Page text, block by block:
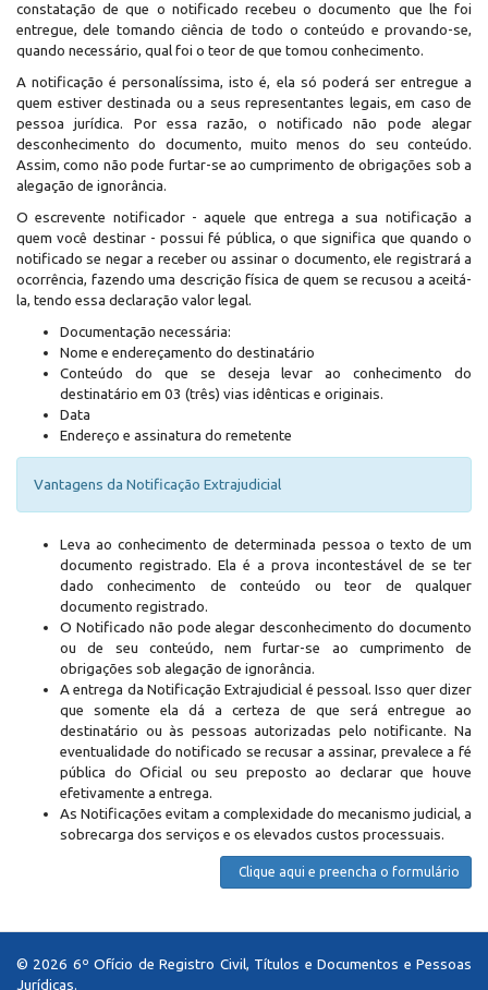
constatação de que o notificado recebeu o documento que lhe foi
entregue, dele tomando ciência de todo o conteúdo e provando-se,
quando necessário, qual foi o teor de que tomou conhecimento.
A notificação é personalíssima, isto é, ela só poderá ser entregue a
quem estiver destinada ou a seus representantes legais, em caso de
pessoa jurídica. Por essa razão, o notificado não pode alegar
desconhecimento do documento, muito menos do seu conteúdo.
Assim, como não pode furtar-se ao cumprimento de obrigações sob a
alegação de ignorância.
O escrevente notificador - aquele que entrega a sua notificação a
quem você destinar - possui fé pública, o que significa que quando o
notificado se negar a receber ou assinar o documento, ele registrará a
ocorrência, fazendo uma descrição física de quem se recusou a aceitá-
la, tendo essa declaração valor legal.
Documentação necessária:
Nome e endereçamento do destinatário
Conteúdo do que se deseja levar ao conhecimento do
destinatário em 03 (três) vias idênticas e originais.
Data
Endereço e assinatura do remetente
Vantagens da Notificação Extrajudicial
Leva ao conhecimento de determinada pessoa o texto de um
documento registrado. Ela é a prova incontestável de se ter
dado conhecimento de conteúdo ou teor de qualquer
documento registrado.
O Notificado não pode alegar desconhecimento do documento
ou de seu conteúdo, nem furtar-se ao cumprimento de
obrigações sob alegação de ignorância.
A entrega da Notificação Extrajudicial é pessoal. Isso quer dizer
que somente ela dá a certeza de que será entregue ao
destinatário ou às pessoas autorizadas pelo notificante. Na
eventualidade do notificado se recusar a assinar, prevalece a fé
pública do Oficial ou seu preposto ao declarar que houve
efetivamente a entrega.
As Notificações evitam a complexidade do mecanismo judicial, a
sobrecarga dos serviços e os elevados custos processuais.
Clique aqui e preencha o formulário
© 2026 6º Ofício de Registro Civil, Títulos e Documentos e Pessoas
Jurídicas.